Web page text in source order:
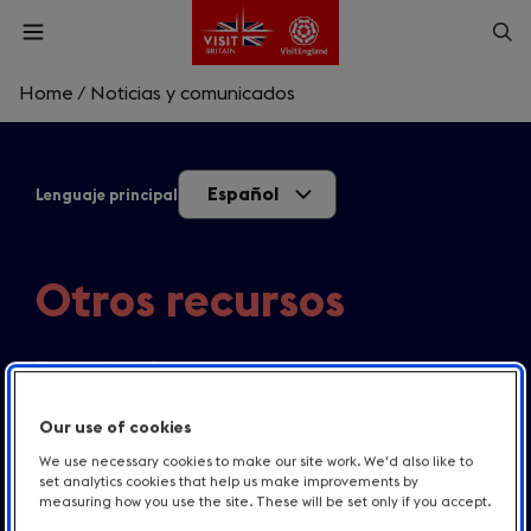
Skip
content
Open
Enter
a
Home / Noticias y comunicados
Lenguaje principal Español
Otros recursos
Explora los diferentes recursos que pone a
y detalles sobre como acceder a nuestra biblioteca
multimedia.
Our use of cookies
We use necessary cookies to make our site work. We'd also like to
set analytics cookies that help us make improvements by
measuring how you use the site. These will be set only if you accept.